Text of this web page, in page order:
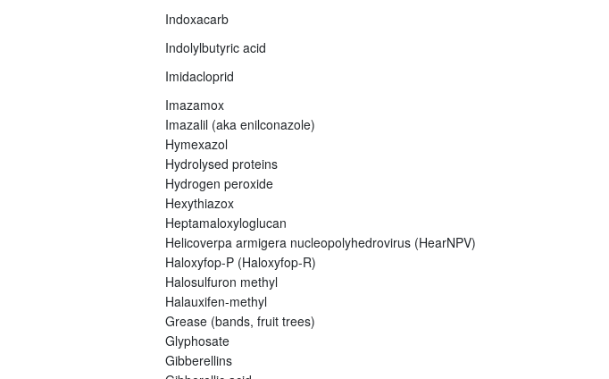
Indoxacarb
Indolylbutyric acid
Imidacloprid
Imazamox
Imazalil (aka enilconazole)
Hymexazol
Hydrolysed proteins
Hydrogen peroxide
Hexythiazox
Heptamaloxyloglucan
Helicoverpa armigera nucleopolyhedrovirus (HearNPV)
Haloxyfop-P (Haloxyfop-R)
Halosulfuron methyl
Halauxifen-methyl
Grease (bands, fruit trees)
Glyphosate
Gibberellins